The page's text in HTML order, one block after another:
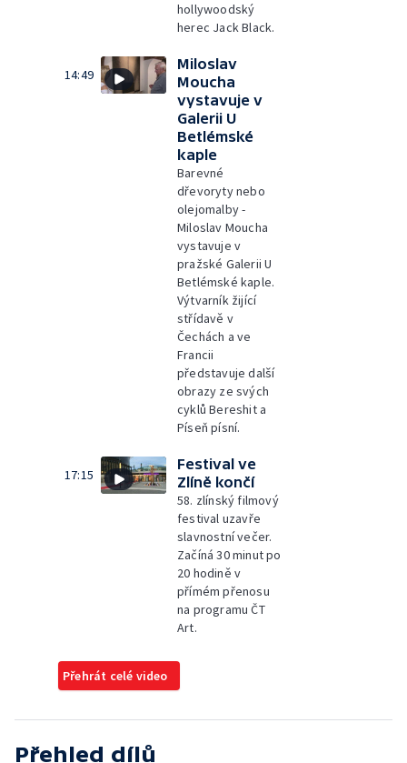
hollywoodský
herec Jack Black.
14:49
Miloslav
Moucha
vystavuje v
Galerii U
Betlémské
kaple
Barevné
dřevoryty nebo
olejomalby -
Miloslav Moucha
vystavuje v
pražské Galerii U
Betlémské kaple.
Výtvarník žijící
střídavě v
Čechách a ve
Francii
představuje další
obrazy ze svých
cyklů Bereshit a
Píseň písní.
17:15
Festival ve
Zlíně končí
58. zlínský filmový
festival uzavře
slavnostní večer.
Začíná 30 minut po
20 hodině v
přímém přenosu
na programu ČT
Art.
Přehrát celé video
Přehled dílů